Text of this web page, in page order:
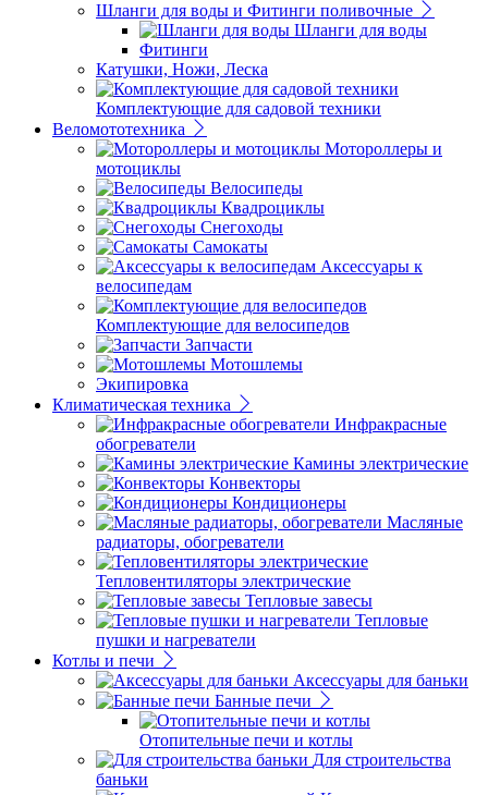
Шланги для воды и Фитинги поливочные
Шланги для воды
Фитинги
Катушки, Ножи, Леска
Комплектующие для садовой техники
Веломототехника
Мотороллеры и
мотоциклы
Велосипеды
Квадроциклы
Снегоходы
Самокаты
Аксессуары к
велосипедам
Комплектующие для велосипедов
Запчасти
Мотошлемы
Экипировка
Климатическая техника
Инфракрасные
обогреватели
Камины электрические
Конвекторы
Кондиционеры
Масляные
радиаторы, обогреватели
Тепловентиляторы электрические
Тепловые завесы
Тепловые
пушки и нагреватели
Котлы и печи
Аксессуары для баньки
Банные печи
Отопительные печи и котлы
Для строительства
баньки